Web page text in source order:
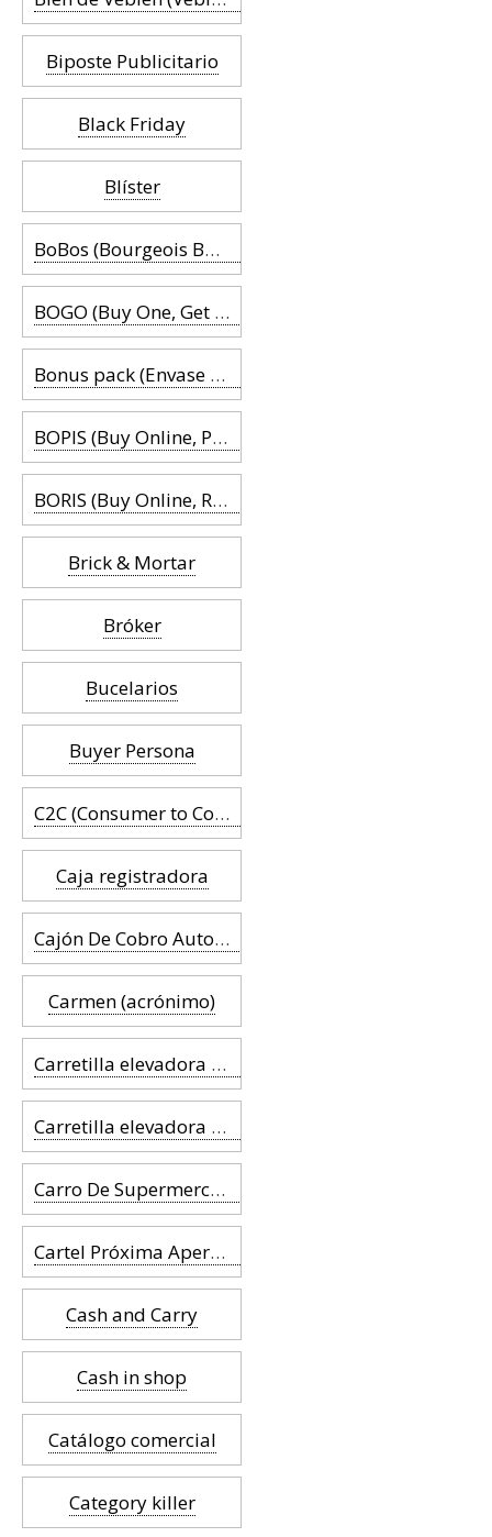
Biposte Publicitario
Black Friday
Blíster
BoBos (Bourgeois Bohemian)
BOGO (Buy One, Get One)
Bonus pack (Envase con producto extra)
BOPIS (Buy Online, Pickup in Store)
BORIS (Buy Online, Return in Stock)
Brick & Mortar
Bróker
Bucelarios
Buyer Persona
C2C (Consumer to Consumer)
Caja registradora
Cajón De Cobro Automático
Carmen (acrónimo)
Carretilla elevadora retráctil
Carretilla elevadora telescópica
Carro De Supermercado
Cartel Próxima Apertura
Cash and Carry
Cash in shop
Catálogo comercial
Category killer